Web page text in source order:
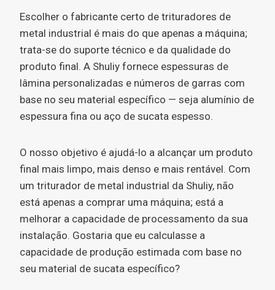
Escolher o fabricante certo de trituradores de
metal industrial é mais do que apenas a máquina;
trata-se do suporte técnico e da qualidade do
produto final. A Shuliy fornece espessuras de
lâmina personalizadas e números de garras com
base no seu material específico — seja alumínio de
espessura fina ou aço de sucata espesso.
O nosso objetivo é ajudá-lo a alcançar um produto
final mais limpo, mais denso e mais rentável. Com
um triturador de metal industrial da Shuliy, não
está apenas a comprar uma máquina; está a
melhorar a capacidade de processamento da sua
instalação. Gostaria que eu calculasse a
capacidade de produção estimada com base no
seu material de sucata específico?